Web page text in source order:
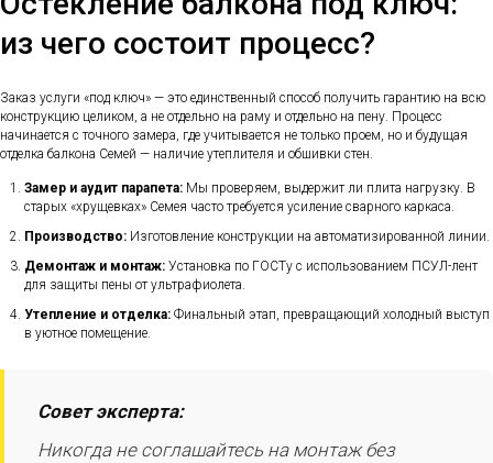
из чего состоит процесс?
Заказ услуги «под ключ» — это единственный способ получить гарантию на всю
конструкцию целиком, а не отдельно на раму и отдельно на пену. Процесс
начинается с точного замера, где учитывается не только проем, но и будущая
отделка балкона Семей — наличие утеплителя и обшивки стен.
Замер и аудит парапета: Мы проверяем, выдержит ли плита нагрузку. В
старых «хрущевках» Семея часто требуется усиление сварного каркаса.
Производство: Изготовление конструкции на автоматизированной линии.
Демонтаж и монтаж: Установка по ГОСТу с использованием ПСУЛ-лент
для защиты пены от ультрафиолета.
Утепление и отделка: Финальный этап, превращающий холодный выступ
в уютное помещение.
Совет эксперта:
Никогда не соглашайтесь на монтаж без